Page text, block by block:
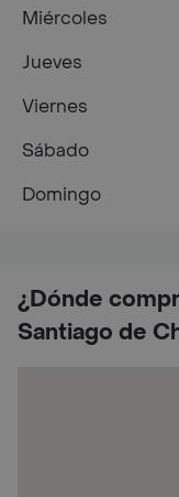
¿Dónde
Santiago de
Miércoles
Jueves
Viernes
Sábado
Domingo